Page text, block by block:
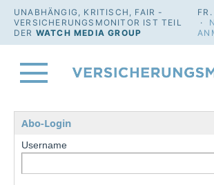
UNABHÄNGIG, KRITISCH, FAIR -
VERSICHERUNGSMONITOR IST TEIL
DER WATCH MEDIA GROUP
·
Abo-Login
Username